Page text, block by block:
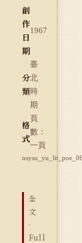
創
作
日
期
1967
分
類
臺
北
時
期
格
式
頁
數：
一頁
全
文
·
Full